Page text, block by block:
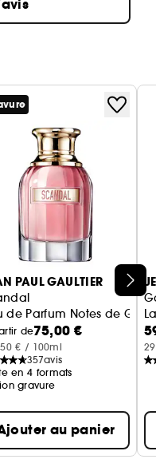
PAUL GAULTIER
de Parfum Notes de
de75,00 €
€ / 100ml
357avis
en 4 formats
gravure
au panier